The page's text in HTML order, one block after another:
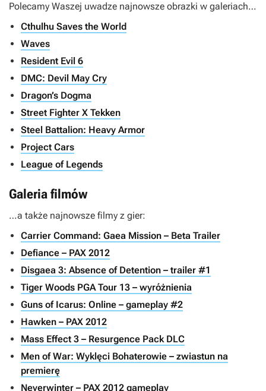
Polecamy Waszej uwadze najnowsze obrazki w galeriach…
Cthulhu Saves the World
Waves
Resident Evil 6
DMC: Devil May Cry
Dragon’s Dogma
Street Fighter X Tekken
Steel Battalion: Heavy Armor
Project Cars
League of Legends
Galeria filmów
…a także najnowsze filmy z gier:
Carrier Command: Gaea Mission – Beta Trailer
Defiance – PAX 2012
Disgaea 3: Absence of Detention – trailer #1
Tiger Woods PGA Tour 13 – wyróżnienia
Guns of Icarus: Online – gameplay #2
Hawken – PAX 2012
Mass Effect 3 – Resurgence Pack DLC
Men of War: Wyklęci Bohaterowie – zwiastun na
premierę
Neverwinter – PAX 2012 gameplay